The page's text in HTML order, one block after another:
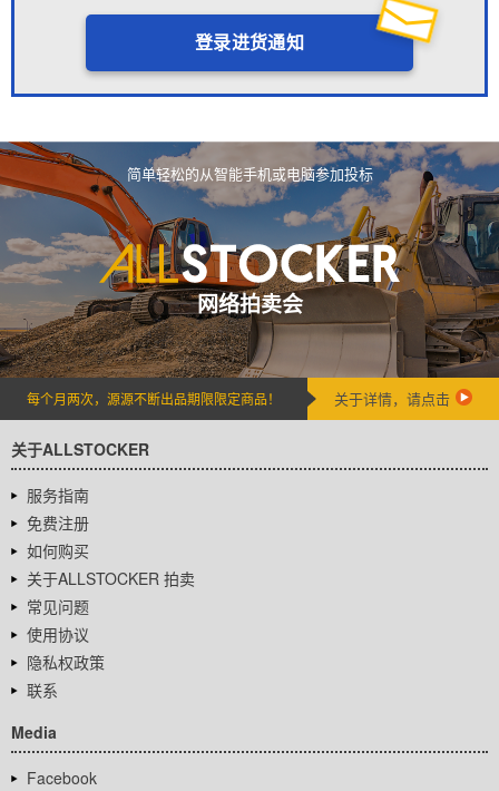
登录进货通知
简单轻松的从智能手机或电脑参加投标
网络拍卖会
每个月两次，源源不断出品期限限定商品！ 关于详情，请点击
关于ALLSTOCKER
服务指南
免费注册
如何购买
关于ALLSTOCKER 拍卖
常见问题
使用协议
隐私权政策
联系
Media
Facebook